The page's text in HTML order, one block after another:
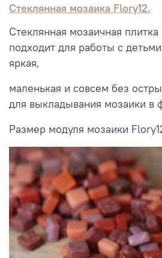
Стеклянная мозаика Flory12.
Стеклянная мозаичная
подходит для работы с
яркая,
маленькая и совсем без
для выкладывания мозаики в
Размер модуля мозаики